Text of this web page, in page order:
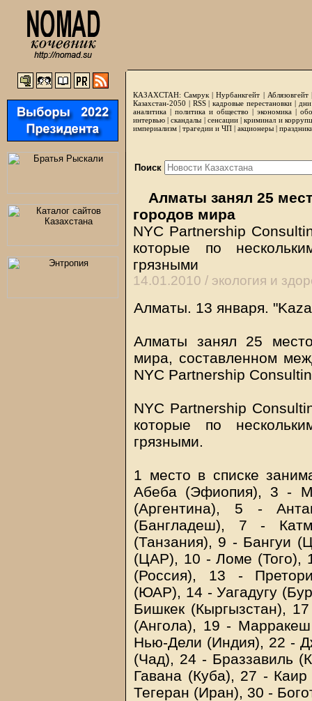
КАЗАХСТАН: Самрук |Нурбанкгейт | Аблязовгейт
Казахстан-2050 | RSS|кадровые перестановки|
аналитика | политика и общество | экономика |
интервью |скандалы | сенсации|криминал и
империализм | трагедии и ЧП | акционеры |
Поиск
Алматы занял 25
городов мира
NYC Partnership
которые по
грязными
14.01.2010 / экология и
Алматы. 13 января. "
Алматы занял 25
мира, составленном
NYC Partnership
NYC Partnership
которые по
грязными.
1 место в списке
Абеба (Эфиопия), 3 -
(Аргентина), 5 -
(Бангладеш), 7 -
(Танзания), 9 - Бангуи
(ЦАР), 10 - Ломе (Того),
(Россия), 13 -
(ЮАР), 14 - Уагадугу
Бишкек (Кыргызстан),
(Ангола), 19 -
Нью-Дели (Индия), 22 -
(Чад), 24 - Браззавиль
Гавана (Куба), 27 -
Тегеран (Иран), 30 -